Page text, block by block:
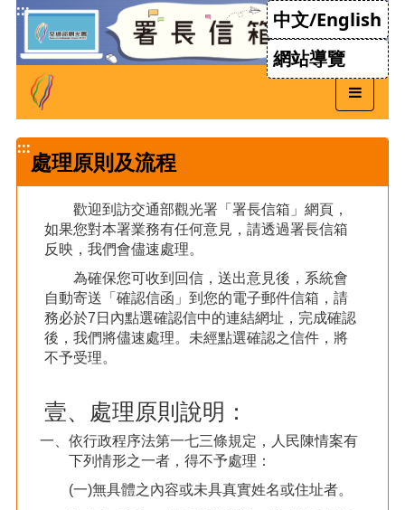
跳
主
要
:::
中文/English
網站導覽
:::處理原則及流程
歡迎到訪交通部觀光署「署長信箱」網頁，
如果您對本署業務有任何意見，請透過署長信箱
反映，我們會儘速處理。
為確保您可收到回信，送出意見後，系統會
自動寄送「確認信函」到您的電子郵件信箱，請
務必於7日內點選確認信中的連結網址，完成確認
後，我們將儘速處理。未經點選確認之信件，將
不予受理。
壹、處理原則說明：
一、依行政程序法第一七三條規定，人民陳情案有
下列情形之一者，得不予處理：
(一)無具體之內容或未具真實姓名或住址者。